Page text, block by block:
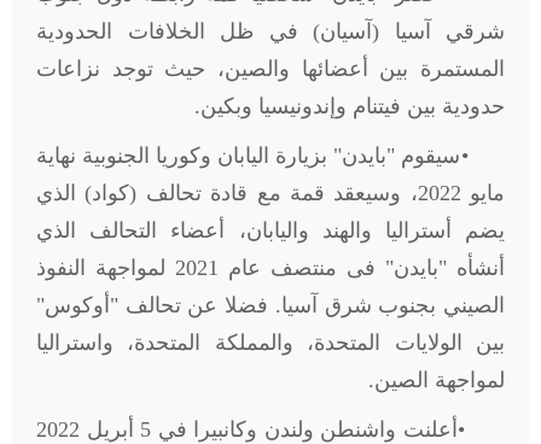
شرقي آسيا (آسيان) في ظل الخلافات الحدودية
المستمرة بين أعضائها والصين، حيث توجد نزاعات
حدودية بين فيتنام وإندونيسيا وبكين.
•سيقوم "بايدن" بزيارة اليابان وكوريا الجنوبية نهاية
مايو 2022، وسيعقد قمة مع قادة تحالف (كواد) الذي
يضم أستراليا والهند واليابان، أعضاء التحالف الذي
أنشأه "بايدن" فى منتصف عام 2021 لمواجهة النفوذ
الصيني بجنوب شرق آسيا. فضلا عن تحالف "أوكوس"
بين الولايات المتحدة، والمملكة المتحدة، واستراليا
لمواجهة الصين.
•
أعلنت واشنطن ولندن وكانبيرا في 5 أبريل 2022